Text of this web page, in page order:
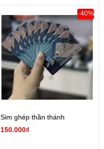
Sim ghép thần thánh
150.000₫
-40%